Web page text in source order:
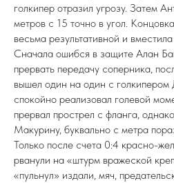
голкипер отразил угрозу. Затем
метров с 15 точно в угол.
весьма результативной и
Сначала ошибся в защите Алан
прервать передачу соперника,
вышел один на один с
спокойно реализовал голевой
прервал прострел с фланга,
Макурину, буквально с метра
Только после счета 0:4 красно-
рванули на «штурм вражеской
«пульнул» издали, мяч,